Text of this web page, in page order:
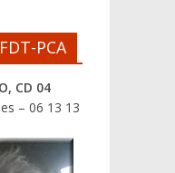
PCA
CD 04
– 06 13 13